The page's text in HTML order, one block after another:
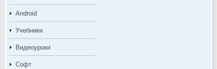
Android
Учебники
Видеоуроки
Софт